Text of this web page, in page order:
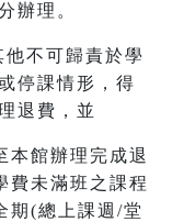
辦理。
不可歸責於學
停課情形，得
退費，並
本館辦理完成退
費未滿班之課程
期(總上課週/堂